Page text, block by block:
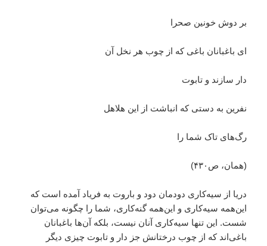
بر دوش خونین صحرا
ای باغبانان باغی که از چوب هر نخل آن
دار سازند و تابوت
نفرین به دستی که انباشت از این هلاهل
رگ‌های تاک شما را
(همان، ص۴۳۰)
دریا از سیه‌کاری دودمان دود و باروت به فریاد آمده است که
این‌همه سیه‌کاری و این‌همه گنه‌کاری، شما را چگونه می‌توان
شست. این تنها سیه‌کاری آنان نیست، بلکه آن‌ها باغبانان
باغی‌اند که از چوب درختانش جز دار و تابوت چیزی دیگر